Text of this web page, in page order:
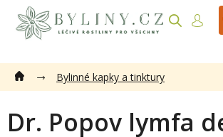
obsah
Bylinné kapky a tinktury
Dr. Popov lymfa